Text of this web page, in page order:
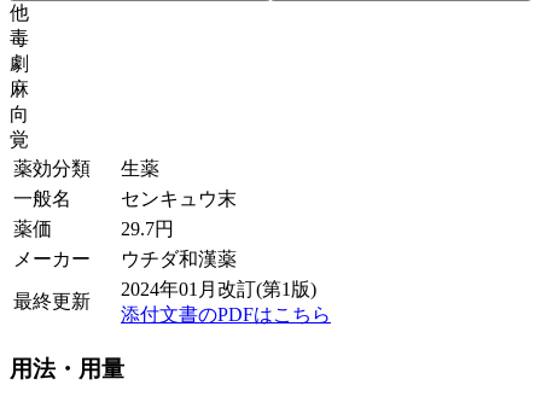
他
毒
劇
麻
向
覚
薬効分類
生薬
一般名
センキュウ末
薬価
29.7円
メーカー
ウチダ和漢薬
最終更新
2024年01月改訂(第1版)
添付文書のPDFはこちら
用法・用量